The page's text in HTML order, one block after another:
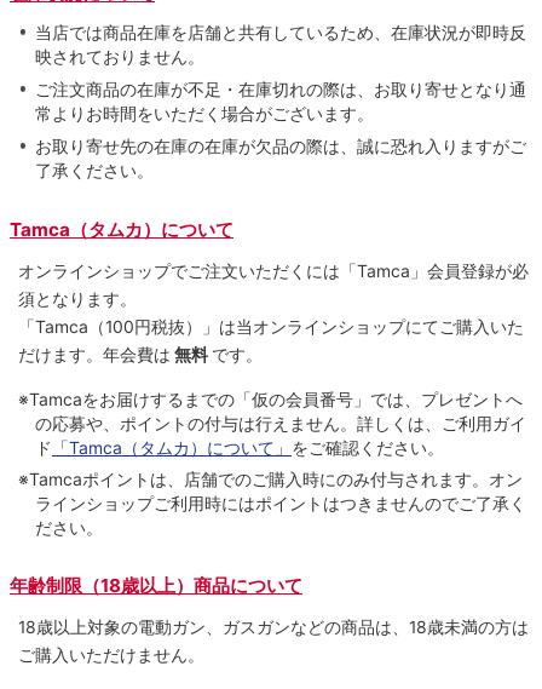
当店では商品在庫を店舗と共有しているため、在庫状況が即時反
映されておりません。
ご注文商品の在庫が不足・在庫切れの際は、お取り寄せとなり通
常よりお時間をいただく場合がございます。
お取り寄せ先の在庫の在庫が欠品の際は、誠に恐れ入りますがご
了承ください。
Tamca（タムカ）について
オンラインショップでご注⽂いただくには「Tamca」会員登録が必
須となります。
「Tamca （100円税抜）
」は当オンラインショップにてご購⼊いた
だけます。 年会費は 無料 です。
※Tamcaをお届けするまでの「仮の会員番号」では、プレゼントへ
の応募や、ポイントの付与は⾏えません。詳しくは、ご利⽤ガイ
ド 「Tamca（タムカ）について」 をご確認ください。
※Tamcaポイントは、店舗でのご購⼊時にのみ付与されます。オン
ラインショップご利用時にはポイントはつきませんのでご了承く
ださい。
年齢制限（18歳以上）商品について
18歳以上対象の電動ガン、ガスガンなどの商品は、18歳未満の方は
ご購入いただけません。